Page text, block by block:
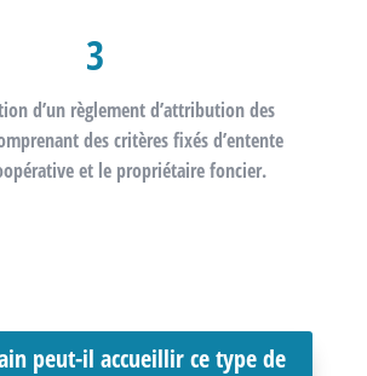
3
d’un règlement d’attributiondes
des critères fixés d’entente
et le propriétaire foncier.
peut-il accueillir ce type de